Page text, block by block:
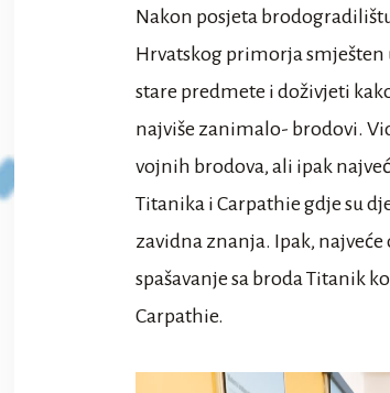
Nakon posjeta
Hrvatskog primorja smješten
stare predmete i doživjeti
najviše zanimalo- brodovi.
vojnih brodova, ali ipak
Titanika i Carpathie gdje su
zavidna znanja. Ipak,
spašavanje sa broda Titanik
Carpathie.